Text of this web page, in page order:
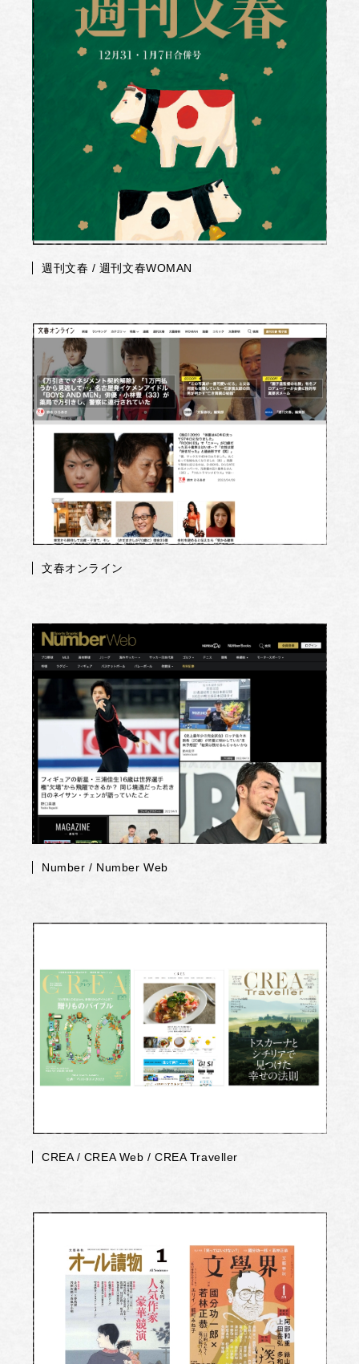
週刊文春 / 週刊文春WOMAN
文春オンライン
Number / Number Web
CREA / CREA Web / CREA Traveller